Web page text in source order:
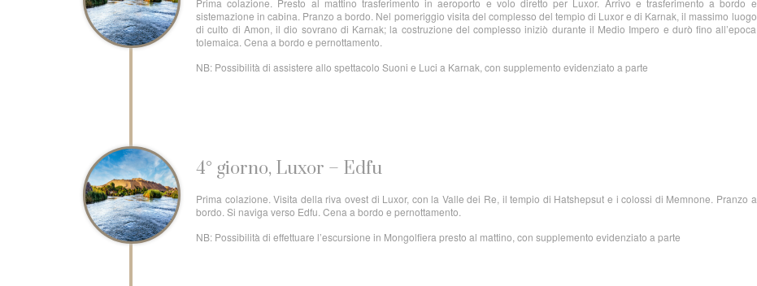
Prima colazione. Presto al mattino trasferimento in aeroporto e volo diretto per Luxor. Arrivo e trasferimento a bordo e
sistemazione in cabina. Pranzo a bordo. Nel pomeriggio visita del complesso del tempio di Luxor e di Karnak, il massimo luogo
di culto di Amon, il dio sovrano di Karnak; la costruzione del complesso iniziò durante il Medio Impero e durò fino all’epoca
tolemaica. Cena a bordo e pernottamento.
NB: Possibilità di assistere allo spettacolo Suoni e Luci a Karnak, con supplemento evidenziato a parte
4° giorno, Luxor – Edfu
Prima colazione. Visita della riva ovest di Luxor, con la Valle dei Re, il tempio di Hatshepsut e i colossi di Memnone. Pranzo a
bordo. Si naviga verso Edfu. Cena a bordo e pernottamento.
NB: Possibilità di effettuare l’escursione in Mongolfiera presto al mattino, con supplemento evidenziato a parte